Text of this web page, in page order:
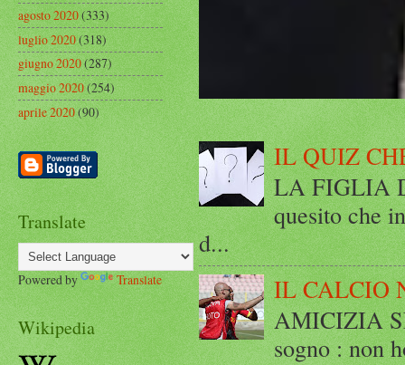
IL QUIZ
LA FIGLIA
quesito che
d...
IL CALCIO
AMICIZIA
sogno : non
agosto 2020(333)
luglio 2020(318)
giugno 2020(287)
maggio 2020(254)
aprile 2020(90)
Translate
Powered by Translate
Wikipedia